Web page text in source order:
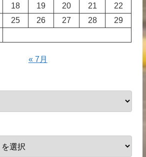
18 19 20 21
22
25 26 27 28
29
« 7月